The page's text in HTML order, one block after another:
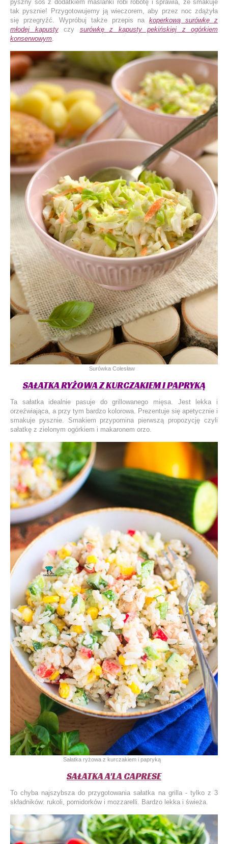
pyszny sos z dodatkiem maślanki robi robotę i sprawia, że smakuje
tak pysznie! Przygotowujemy ją wieczorem, aby przez noc zdążyła
się przegryźć. Wypróbuj także przepis nakoperkową surówkę z
młodej kapustyczy surówkę z kapusty pekińskiej z ogórkiem
konserwowym
Surówka Colesław
SAŁATKA RYŻOWA Z KURCZAKIEM I PAPRYKĄ
Ta sałatka idealnie pasuje do grillowanego mięsa. Jest lekka i
orzeźwiająca, a przy tym bardzo kolorowa. Prezentuje się apetycznie i
smakuje pysznie. Smakiem przypomina pierwszą propozycję czyli
sałatkę z zielonym ogórkiem i makaronem orzo.
Sałatka ryżowa z kurczakiem i papryką
SAŁATKA A'LA CAPRESE
To chyba najszybsza do przygotowania sałatka na grilla - tylko z 3
składników: rukoli, pomidorków i mozzarelli. Bardzo lekka i świeża.